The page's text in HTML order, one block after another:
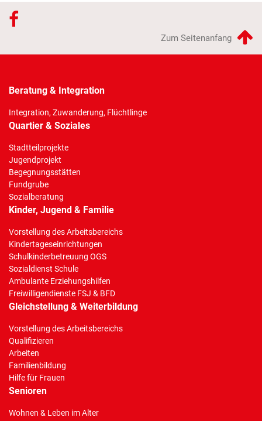
Zum Seitenanfang
Beratung & Integration
Integration, Zuwanderung, Flüchtlinge
Quartier & Soziales
Stadtteilprojekte
Jugendprojekt
Begegnungsstätten
Fundgrube
Sozialberatung
Kinder, Jugend & Familie
Vorstellung des Arbeitsbereichs
Kindertageseinrichtungen
Schulkinderbetreuung OGS
Sozialdienst Schule
Ambulante Erziehungshilfen
Freiwilligendienste FSJ & BFD
Gleichstellung & Weiterbildung
Vorstellung des Arbeitsbereichs
Qualifizieren
Arbeiten
Familienbildung
Hilfe für Frauen
Senioren
Wohnen & Leben im Alter